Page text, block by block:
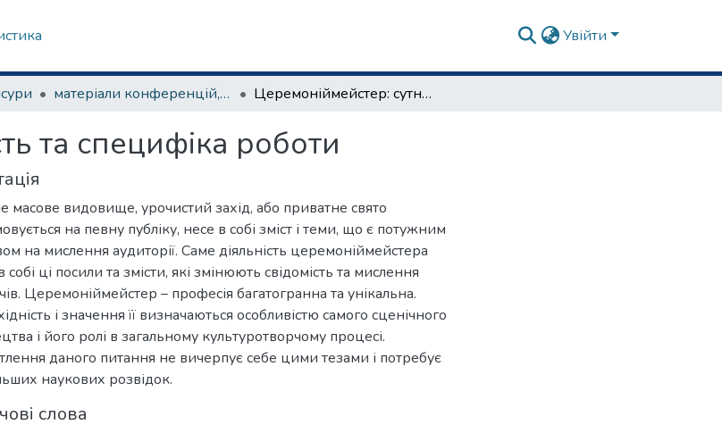
Увійти
матеріали конференцій, семінарів, круглих столів та ін. Церемоніймейстер: сутність та специфіка роботи
та специфіка роботи
масове видовище, урочистий захід, або приватне свято
на певну публіку, несе в собі зміст і теми, що є потужним
на мислення аудиторії. Саме діяльність церемоніймейстера
собі ці посили та змісти, які змінюють свідомість та мислення
Церемоніймейстер – професія багатогранна та унікальна.
і значення її визначаються особливістю самого сценічного
і його ролі в загальному культуротворчому процесі.
даного питання не вичерпує себе цими тезами і потребує
наукових розвідок.
слова